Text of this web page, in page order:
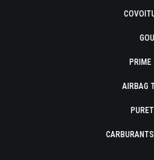
PRIME
AIRBAG